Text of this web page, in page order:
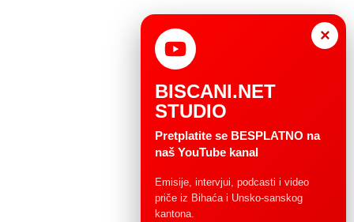
×
BISCANI.NET
STUDIO
Pretplatite se BESPLATNO na
naš YouTube kanal
Emisije, intervjui, podcasti i video
priče iz Bihaća i Unsko-sanskog
kantona.